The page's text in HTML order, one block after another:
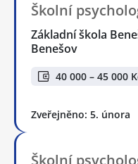
Školní
Základní škola
Benešov
40 000 – 45 000
Zveřejněno: 5. února
Školní